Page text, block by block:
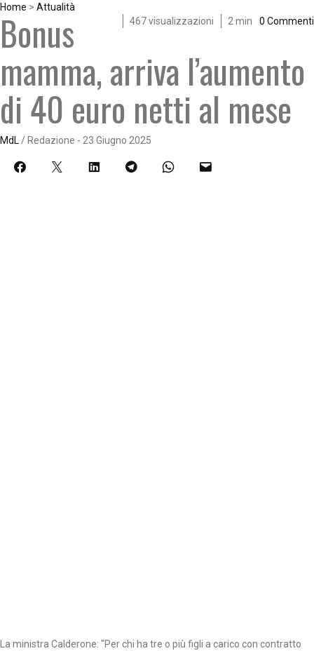
Home > Attualità
467 visualizzazioni
2 min 0 Commenti
Bonus
mamma, arriva l’aumento
di 40 euro netti al mese
MdL / Redazione - 23 Giugno 2025
La ministra Calderone: "Per chi ha tre o più figli a carico con contratto